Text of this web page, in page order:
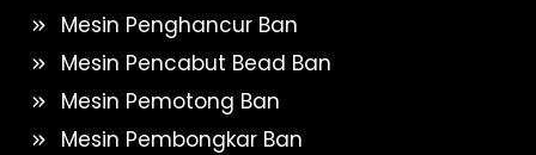
Mesin Penghancur Ban
Mesin Pencabut Bead Ban
Mesin Pemotong Ban
Mesin Pembongkar Ban